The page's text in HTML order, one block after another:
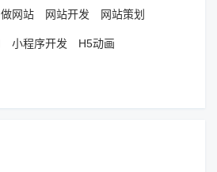
做网站 网站开发 网站策划
小程序开发 H5动画